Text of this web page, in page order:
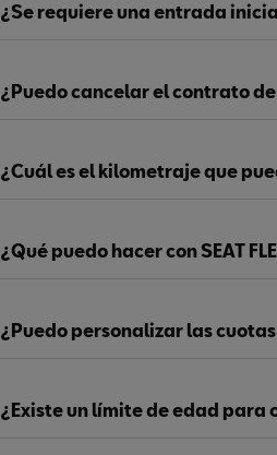
¿Se requiere una entrada
¿Puedo cancelar el contrato
¿Cuál es el kilometraje que
¿Qué puedo hacer con SEAT
¿Puedo personalizar las cuotas
¿Existe un límite de edad para